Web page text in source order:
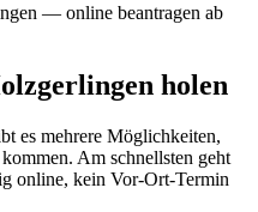
— online beantragen ab
holen
es mehrere Möglichkeiten,
Am schnellsten geht
online, kein Vor-Ort-Termin